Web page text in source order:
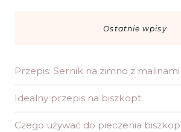
Ostatnie wpisy
Przepis: Sernik na zimno z malinami
Idealny przepis na biszkopt.
Czego używać do pieczenia